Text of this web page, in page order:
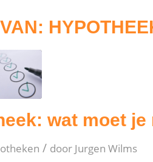
wat moet je
/ door Jurgen Wilms